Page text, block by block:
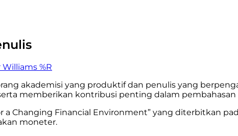
%R
akademisi yang produktif dan penulis yang
memberikan kontribusi penting dalam
Changing Financial Environment” yang diterbitkan
moneter.